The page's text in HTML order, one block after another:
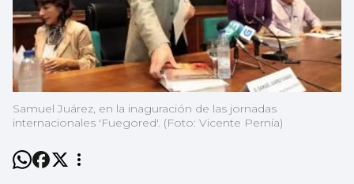
Samuel Juárez, en la inaguración de las jornadas
internacionales 'Fuegored'. (Foto: Vicente Pernía)